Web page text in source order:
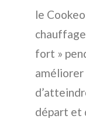
le
fort »
départ et